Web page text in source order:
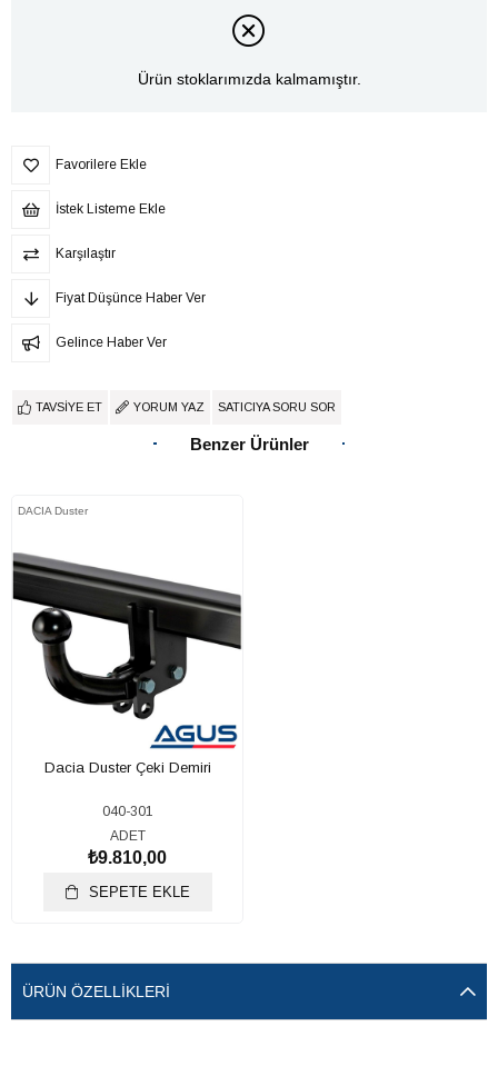
Ürün stoklarımızda kalmamıştır.
Favorilere Ekle
İstek Listeme Ekle
Karşılaştır
Fiyat Düşünce Haber Ver
Gelince Haber Ver
TAVSIYE ET YORUM YAZ SATICIYA SORU SOR
Benzer Ürünler
DACIA Duster
Dacia Duster Çeki Demiri
040-301
ADET
₺9.810,00
SEPETE EKLE
ÜRÜN ÖZELLIKLERI